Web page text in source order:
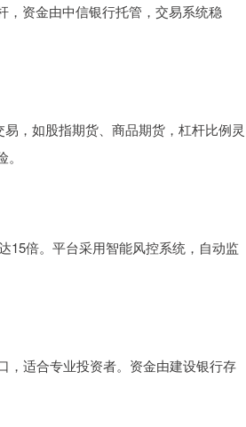
，资金由中信银行托管，交易系统稳
，如股指期货、商品期货，杠杆比例灵
15倍。平台采用智能风控系统，自动监
，适合专业投资者。资金由建设银行存